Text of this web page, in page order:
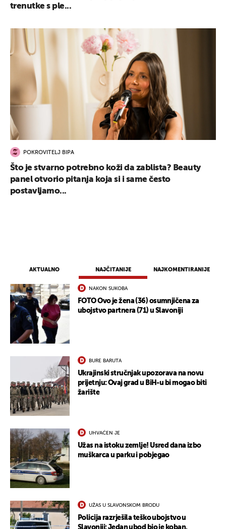
AKTUALNO NAJČITANIJE NAJKOMENTIRANIJE
NAKON SUKOBA
FOTO Ovo je žena (36) osumnjičena za
ubojstvo partnera (71) u Slavoniji
BURE BARUTA
Ukrajinski stručnjak upozorava na novu
prijetnju: Ovaj grad u BiH-u bi mogao biti
žarište
UHVAĆEN JE
Užas na istoku zemlje! Usred dana izbo
muškarca u parku i pobjegao
UŽAS U SLAVONSKOM BRODU
Policija razrješila teško ubojstvo u
Slavoniji: Jedan ubod bio je koban.
trenutke s ple...
POKROVITELJ BIPA
Što je stvarno potrebno koži da zablista? Beauty
panel otvorio pitanja koja si i same često
postavljamo...